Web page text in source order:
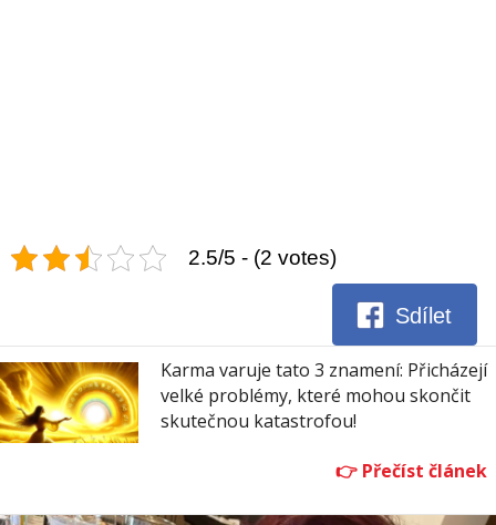
2.5/5 - (2 votes)
Sdílet
Karma varuje tato 3 znamení: Přicházejí
velké problémy, které mohou skončit
skutečnou katastrofou!